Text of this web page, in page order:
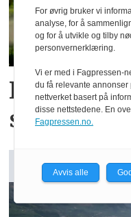
Kramp
GARDSANALYSE:
For øvrig bruker vi
analyse, for å
og for å utvikle og tilby
personvernerklæring.
Vi er med i Fagpressen-
du få relevante
nettverket basert på
disse nettstedene. En
Fagpressen.no.
Avvis alle